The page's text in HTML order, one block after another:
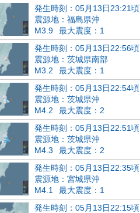
発生時刻：05月13日23:21頃
震源地：福島県沖
M3.9
最大震度：1
発生時刻：05月13日22:56頃
震源地：茨城県南部
M3.2
最大震度：1
発生時刻：05月13日22:54頃
震源地：茨城県沖
M4.2
最大震度：2
発生時刻：05月13日22:51頃
震源地：茨城県沖
M4.3
最大震度：2
発生時刻：05月13日22:35頃
震源地：宮城県沖
M4.1
最大震度：1
発生時刻：05月13日22:15頃